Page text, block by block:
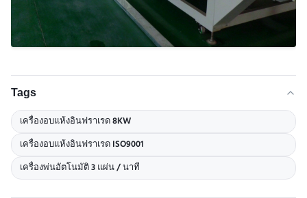
Tags
เครื่องอบแห้งอินฟราเรด 8KW
เครื่องอบแห้งอินฟราเรด ISO9001
เครื่องพ่นอัตโนมัติ 3 แผ่น / นาที